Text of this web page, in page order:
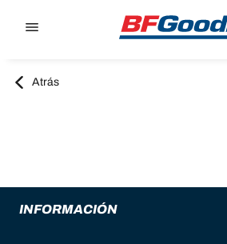
Atrás
INFORMACIÓN